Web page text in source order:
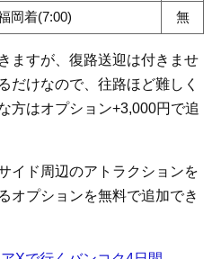
岡着(7:00) 無
ますが、復路送迎は付きませ
だけなので、往路ほど難しく
方はオプション+3,000円で追
イド周辺のアトラクションを
オプションを無料で追加でき